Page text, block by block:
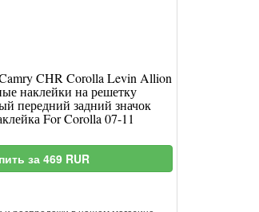
CHR Corolla Levin Allion
наклейки на решетку
передний задний значок
For Corolla 07-11
за 469 RUR